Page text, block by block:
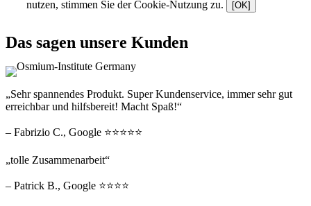
nutzen, stimmen Sie der Cookie-Nutzung zu.
[OK]
Das sagen unsere Kunden
„Sehr spannendes Produkt. Super Kundenservice, immer sehr gut
erreichbar und hilfsbereit! Macht Spaß!“
– Fabrizio C., Google ⭐⭐⭐⭐⭐
„tolle Zusammenarbeit“
– Patrick B., Google ⭐⭐⭐⭐